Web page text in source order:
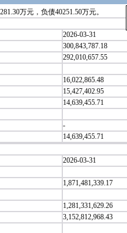
万元，负债40251.50万元。
2026-03-31
300,843,787.18
292,010,657.55
16,022,865.48
15,427,402.95
14,639,455.71
-
14,639,455.71
2026-03-31
1,871,481,339.17
1,281,331,629.26
3,152,812,968.43